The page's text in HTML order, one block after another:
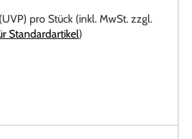
(UVP) pro Stück (inkl. MwSt. zzgl.
Standardartikel)